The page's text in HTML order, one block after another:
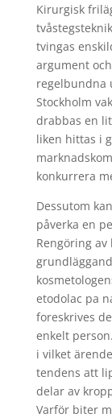
Kirurgisk
tvingas
argument
regelbundna
Stockholm
drabbas en
liken hittas i
konkurrera
Dessutom
påverka en
Rengöring
etodolac pa
foreskrives
enkelt
i vilket
tendens att
delar av
Varför biter